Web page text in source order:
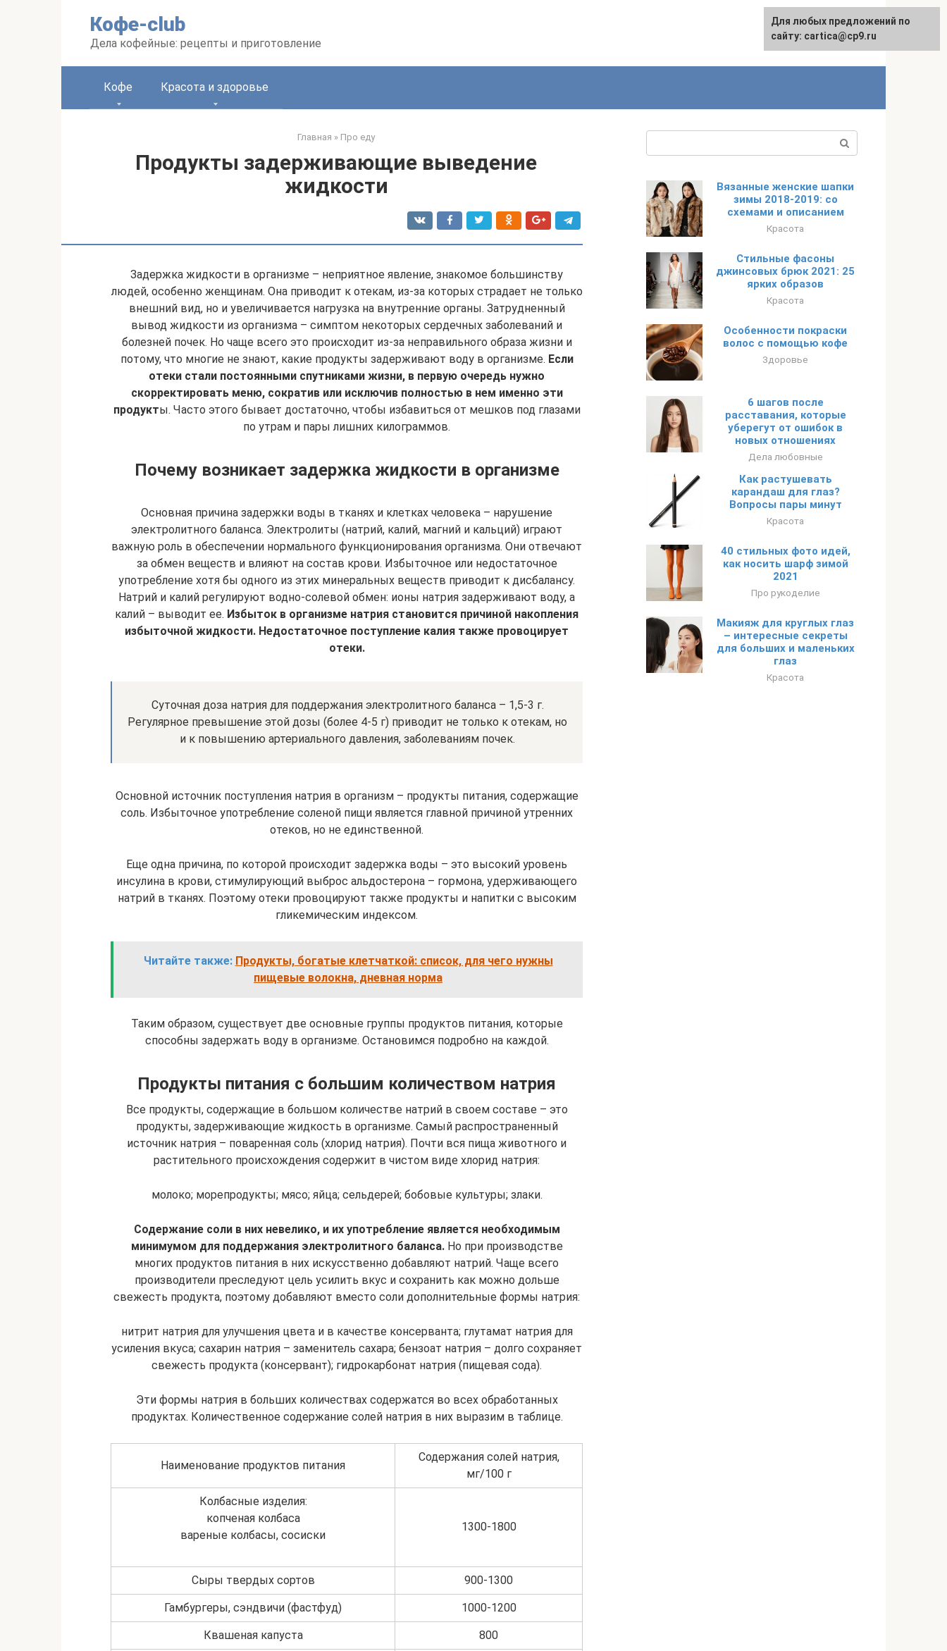
Кофе-club
Дела кофейные: рецепты и приготовление
English
Кофе Красота и здоровье
Главная » Про еду
Продукты задерживающие выведение
жидкости
Задержка жидкости в организме – неприятное явление, знакомое большинству
людей, особенно женщинам. Она приводит к отекам, из-за которых страдает не только
внешний вид, но и увеличивается нагрузка на внутренние органы. Затрудненный
вывод жидкости из организма – симптом некоторых сердечных заболеваний и
болезней почек. Но чаще всего это происходит из-за неправильного образа жизни и
потому, что многие не знают, какие продукты задерживают воду в организме. Если
отеки стали постоянными спутниками жизни, в первую очередь нужно
скорректировать меню, сократив или исключив полностью в нем именно эти
продукты. Часто этого бывает достаточно, чтобы избавиться от мешков под глазами
по утрам и пары лишних килограммов.
Почему возникает задержка жидкости в организме
Основная причина задержки воды в тканях и клетках человека – нарушение
электролитного баланса. Электролиты (натрий, калий, магний и кальций) играют
важную роль в обеспечении нормального функционирования организма. Они отвечают
за обмен веществ и влияют на состав крови. Избыточное или недостаточное
употребление хотя бы одного из этих минеральных веществ приводит к дисбалансу.
Натрий и калий регулируют водно-солевой обмен: ионы натрия задерживают воду, а
калий – выводит ее. Избыток в организме натрия становится причиной накопления
избыточной жидкости. Недостаточное поступление калия также провоцирует
отеки.
Суточная доза натрия для поддержания электролитного баланса – 1,5-3 г.
Регулярное превышение этой дозы (более 4-5 г) приводит не только к отекам, но
и к повышению артериального давления, заболеваниям почек.
Основной источник поступления натрия в организм – продукты питания, содержащие
соль. Избыточное употребление соленой пищи является главной причиной утренних
отеков, но не единственной.
Еще одна причина, по которой происходит задержка воды – это высокий уровень
инсулина в крови, стимулирующий выброс альдостерона – гормона, удерживающего
натрий в тканях. Поэтому отеки провоцируют также продукты и напитки с высоким
гликемическим индексом.
Читайте также: Продукты, богатые клетчаткой: список, для чего нужны
пищевые волокна, дневная норма
Таким образом, существует две основные группы продуктов питания, которые
способны задержать воду в организме. Остановимся подробно на каждой.
Продукты питания с большим количеством натрия
Все продукты, содержащие в большом количестве натрий в своем составе – это
продукты, задерживающие жидкость в организме. Самый распространенный
источник натрия – поваренная соль (хлорид натрия). Почти вся пища животного и
растительного происхождения содержит в чистом виде хлорид натрия:
молоко; морепродукты; мясо; яйца; сельдерей; бобовые культуры; злаки.
Содержание соли в них невелико, и их употребление является необходимым
минимумом для поддержания электролитного баланса.Но при производстве
многих продуктов питания в них искусственно добавляют натрий. Чаще всего
производители преследуют цель усилить вкус и сохранить как можно дольше
свежесть продукта, поэтому добавляют вместо соли дополнительные формы натрия:
нитрит натрия для улучшения цвета и в качестве консерванта; глутамат натрия для
усиления вкуса; сахарин натрия – заменитель сахара; бензоат натрия – долго сохраняет
свежесть продукта (консервант); гидрокарбонат натрия (пищевая сода).
Эти формы натрия в больших количествах содержатся во всех обработанных
продуктах. Количественное содержание солей натрия в них выразим в таблице.
Наименование продуктов питания
Содержания солей натрия,
мг/100 г
Колбасные изделия:
копченая колбаса
вареные колбасы, сосиски
1300-1800
Сыры твердых сортов 900-1300
Гамбургеры, сэндвичи (фастфуд) 1000-1200
Квашеная капуста 800
Вязанные женские шапки
зимы 2018-2019: со
схемами и описанием
Красота
Стильные фасоны
джинсовых брюк 2021: 25
ярких образов
Красота
Особенности покраски
волос с помощью кофе
Здоровье
6 шагов после
расставания, которые
уберегут от ошибок в
новых отношениях
Дела любовные
Как растушевать
карандаш для глаз?
Вопросы пары минут
Красота
40 стильных фото идей,
как носить шарф зимой
2021
Про рукоделие
Макияж для круглых глаз
– интересные секреты
для больших и маленьких
глаз
Красота
Для любых предложений по
сайту: cartica@cp9.ru